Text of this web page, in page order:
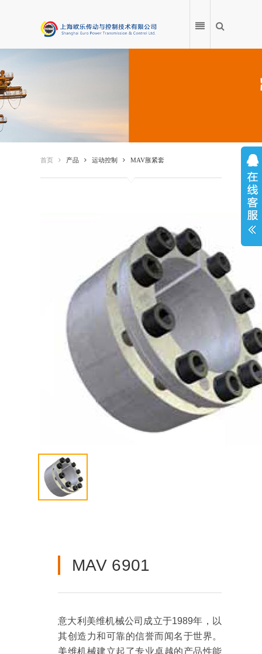
应用案例
服务中心
联系我们
ENGLISH
首页 产品 运动控制 MAV胀紧套
MAV 6901
意大利美维机械公司成立于1989年，以
其创造力和可靠的信誉而闻名于世界。
美维机械建立起了专业卓越的产品性能